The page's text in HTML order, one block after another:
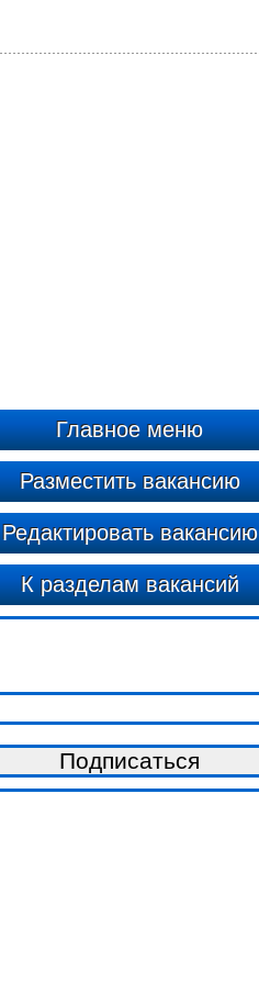
Главное меню
Разместить вакансию
Редактировать вакансию
К разделам вакансий